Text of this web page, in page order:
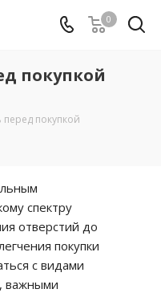
0
покупкой
перед покупкой
спектру
отверстий до
покупки
с видами
важными